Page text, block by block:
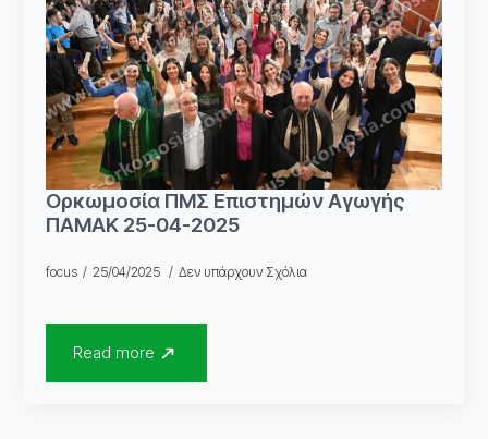
Ορκωμοσία ΠΜΣ Επιστημών Αγωγής
ΠΑΜΑΚ 25-04-2025
focus 25/04/2025 Δεν υπάρχουν Σχόλια
Read more